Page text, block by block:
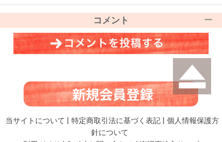
コメント
当サイトについて | 特定商取引法に基づく表記 | 個人情報保護方
針について